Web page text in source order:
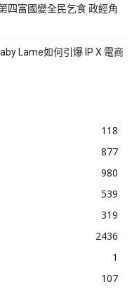
四富國變全民乞食 政經角
Lame如何引爆 IP X 電商
118
877
980
539
319
2436
1
107